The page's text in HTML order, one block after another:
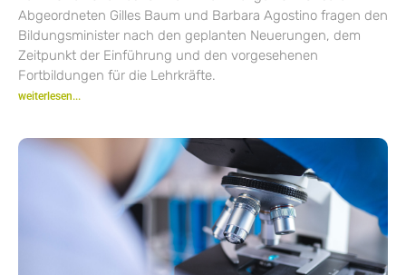
Abgeordneten Gilles Baum und Barbara Agostino fragen den
Bildungsminister nach den geplanten Neuerungen, dem
Zeitpunkt der Einführung und den vorgesehenen
Fortbildungen für die Lehrkräfte.
weiterlesen...